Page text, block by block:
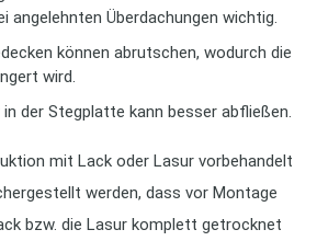
angelehnten Überdachungen wichtig.
können abrutschen, wodurch die
wird.
der Stegplatte kann besser abfließen.
mit Lack oder Lasur vorbehandelt
werden, dass vor Montage
bzw. die Lasur komplett getrocknet